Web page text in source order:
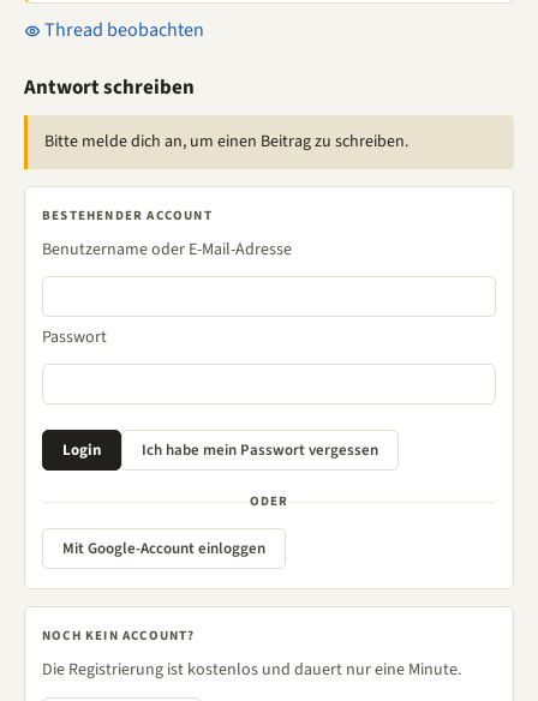
Thread beobachten
Antwort schreiben
Bitte melde dich an, um einen Beitrag zu schreiben.
BESTEHENDER ACCOUNT
Benutzername oder E-Mail-Adresse
Passwort
ODER
Mit Google-Account einloggen
NOCH KEIN ACCOUNT?
Die Registrierung ist kostenlos und dauert nur eine Minute.